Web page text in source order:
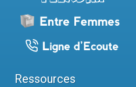
Ressources